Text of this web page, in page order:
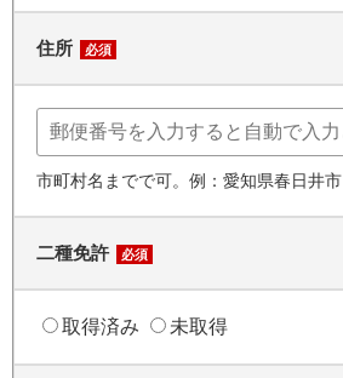
住所 必須
市町村名までで可。例：愛知県春日井市
二種免許 必須
取得済み 未取得